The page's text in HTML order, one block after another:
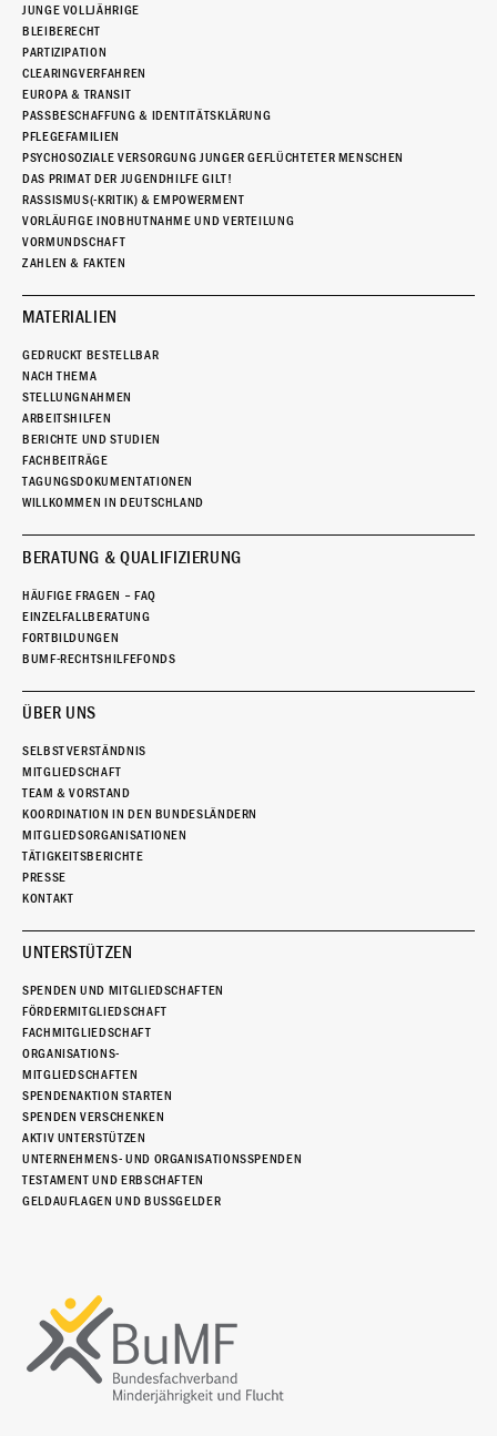
JUNGE VOLLJÄHRIGE
BLEIBERECHT
PARTIZIPATION
CLEARINGVERFAHREN
EUROPA & TRANSIT
PASSBESCHAFFUNG & IDENTITÄTSKLÄRUNG
PFLEGEFAMILIEN
PSYCHOSOZIALE VERSORGUNG JUNGER GEFLÜCHTETER MENSCHEN
DAS PRIMAT DER JUGENDHILFE GILT!
RASSISMUS(-KRITIK) & EMPOWERMENT
VORLÄUFIGE INOBHUTNAHME UND VERTEILUNG
VORMUNDSCHAFT
ZAHLEN & FAKTEN
MATERIALIEN
GEDRUCKT BESTELLBAR
NACH THEMA
STELLUNGNAHMEN
ARBEITSHILFEN
BERICHTE UND STUDIEN
FACHBEITRÄGE
TAGUNGSDOKUMENTATIONEN
WILLKOMMEN IN DEUTSCHLAND
BERATUNG & QUALIFIZIERUNG
HÄUFIGE FRAGEN – FAQ
EINZELFALLBERATUNG
FORTBILDUNGEN
BUMF-RECHTSHILFEFONDS
ÜBER UNS
SELBSTVERSTÄNDNIS
MITGLIEDSCHAFT
TEAM & VORSTAND
KOORDINATION IN DEN BUNDESLÄNDERN
MITGLIEDSORGANISATIONEN
TÄTIGKEITSBERICHTE
PRESSE
KONTAKT
UNTERSTÜTZEN
SPENDEN UND MITGLIEDSCHAFTEN
FÖRDERMITGLIEDSCHAFT
FACHMITGLIEDSCHAFT
ORGANISATIONS-
MITGLIEDSCHAFTEN
SPENDENAKTION STARTEN
SPENDEN VERSCHENKEN
AKTIV UNTERSTÜTZEN
UNTERNEHMENS- UND ORGANISATIONSSPENDEN
TESTAMENT UND ERBSCHAFTEN
GELDAUFLAGEN UND BUSSGELDER